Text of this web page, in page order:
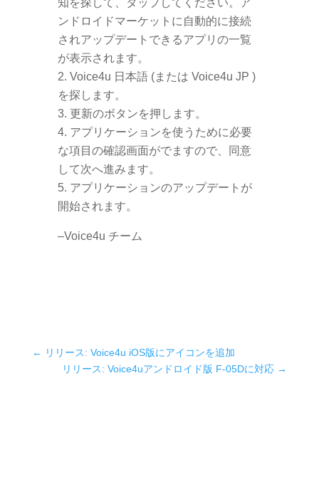
知を探して、タップしてください。ア
ンドロイドマーケットに自動的に接続
されアップデートできるアプリの一覧
が表示されます。
Voice4u 日本語 (または Voice4u JP )
を探します。
更新のボタンを押します。
アプリケーションを使うために必要
な項目の確認画面がでますので、同意
して次へ進みます。
アプリケーションのアップデートが
開始されます。
–Voice4u チーム
← リリース: Voice4u iOS版にアイコンを追加
リリース: Voice4uアンドロイド版 F-05Dに対応 →